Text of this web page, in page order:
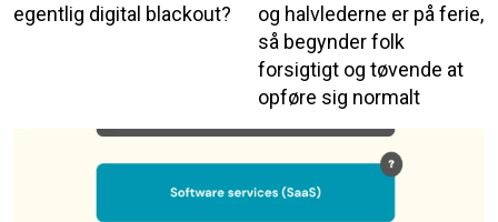
egentlig digital blackout?
og halvlederne er på ferie,
så begynder folk
forsigtigt og tøvende at
opføre sig normalt